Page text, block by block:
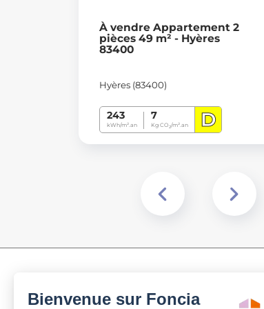
À vendre Appartement 2
pièces 49 m² - Hyères
83400
Hyères (83400)
243
kWh/m².an
7
Kg CO2/m².an D